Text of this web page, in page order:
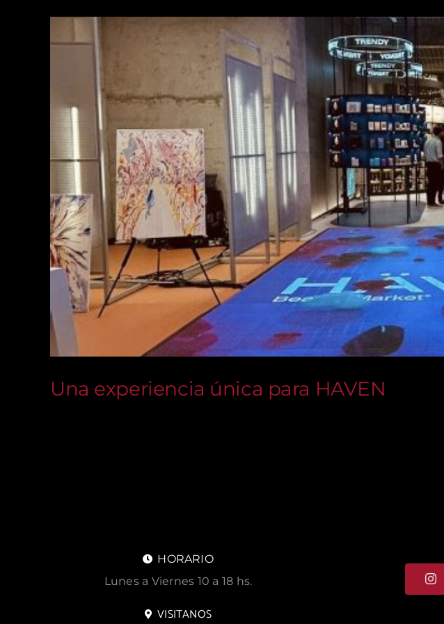
Una experiencia única para HAVEN
HORARIO
Lunes a Viernes 10 a 18 hs.
VISITANOS